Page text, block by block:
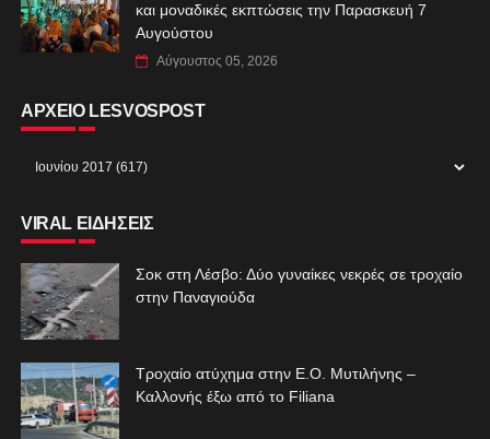
και μοναδικές εκπτώσεις την Παρασκευή 7
Αυγούστου
Αύγουστος 05, 2026
ΑΡΧΕΙΟ LESVOSPOST
VIRAL ΕΙΔΗΣΕΙΣ
Σοκ στη Λέσβο: Δύο γυναίκες νεκρές σε τροχαίο
στην Παναγιούδα
Τροχαίο ατύχημα στην Ε.Ο. Μυτιλήνης –
Καλλονής έξω από το Filiana